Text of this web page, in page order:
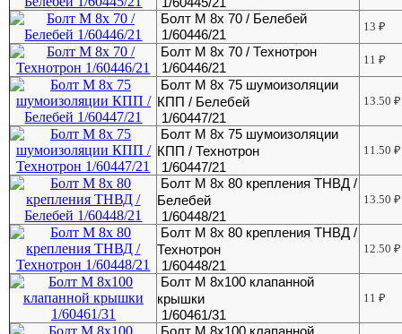
Болт М 8х 70 / Белебей
1/60446/21
13₽
Болт М 8х 70 / Технотрон
1/60446/21
11₽
Болт М 8х 75 шумоизоляции
КПП / Белебей
1/60447/21
13.50₽
Болт М 8х 75 шумоизоляции
КПП / Технотрон
1/60447/21
11.50₽
Болт М 8х 80 крепления ТНВД /
Белебей
1/60448/21
13.50₽
Болт М 8х 80 крепления ТНВД /
Технотрон
1/60448/21
12.50₽
Болт М 8х100 клапанной
крышки
1/60461/31
11₽